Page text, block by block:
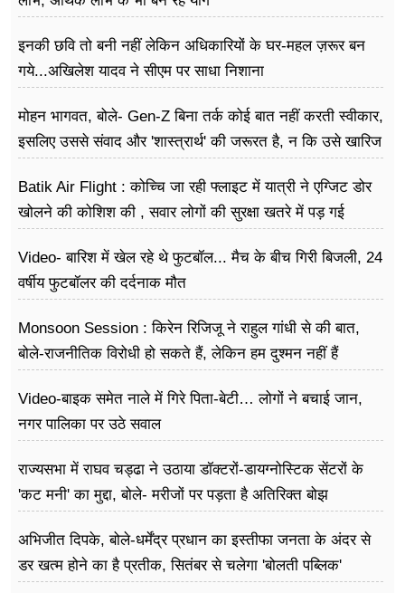
इनकी छवि तो बनी नहीं लेकिन अधिकारियों के घर-महल ज़रूर बन
गये...अखिलेश यादव ने सीएम पर साधा​ निशाना
मोहन भागवत, बोले- Gen-Z बिना तर्क कोई बात नहीं करती स्वीकार,
इसलिए उससे संवाद और 'शास्त्रार्थ' की जरूरत है, न कि उसे खारिज
Batik Air Flight : कोच्चि जा रही फ्लाइट में यात्री ने एग्जिट डोर
खोलने की कोशिश की , सवार लोगों की सुरक्षा खतरे में पड़ गई
Video- बारिश में खेल रहे थे फुटबॉल... मैच के बीच गिरी बिजली, 24
वर्षीय फुटबॉलर की दर्दनाक मौत
Monsoon Session : किरेन रिजिजू ने राहुल गांधी से की बात,
बोले-राजनीतिक विरोधी हो सकते हैं, लेकिन हम दुश्मन नहीं हैं
Video-बाइक समेत नाले में गिरे पिता-बेटी… लोगों ने बचाई जान,
नगर पालिका पर उठे सवाल
राज्यसभा में राघव चड्ढा ने उठाया डॉक्टरों-डायग्नोस्टिक सेंटरों के
'कट मनी' का मुद्दा, बोले- मरीजों पर पड़ता है अ​तिरिक्त बोझ
अभिजीत दिपके, बोले-धर्मेंद्र प्रधान का इस्तीफा जनता के अंदर से
डर खत्म होने का है प्रतीक, सितंबर से चलेगा 'बोलती पब्लिक'